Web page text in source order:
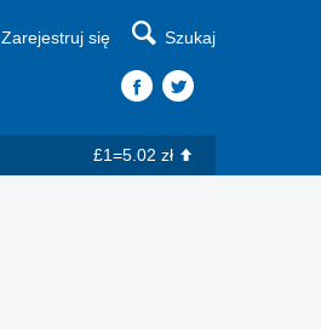
Zarejestruj się Szukaj
£1=5.02 zł